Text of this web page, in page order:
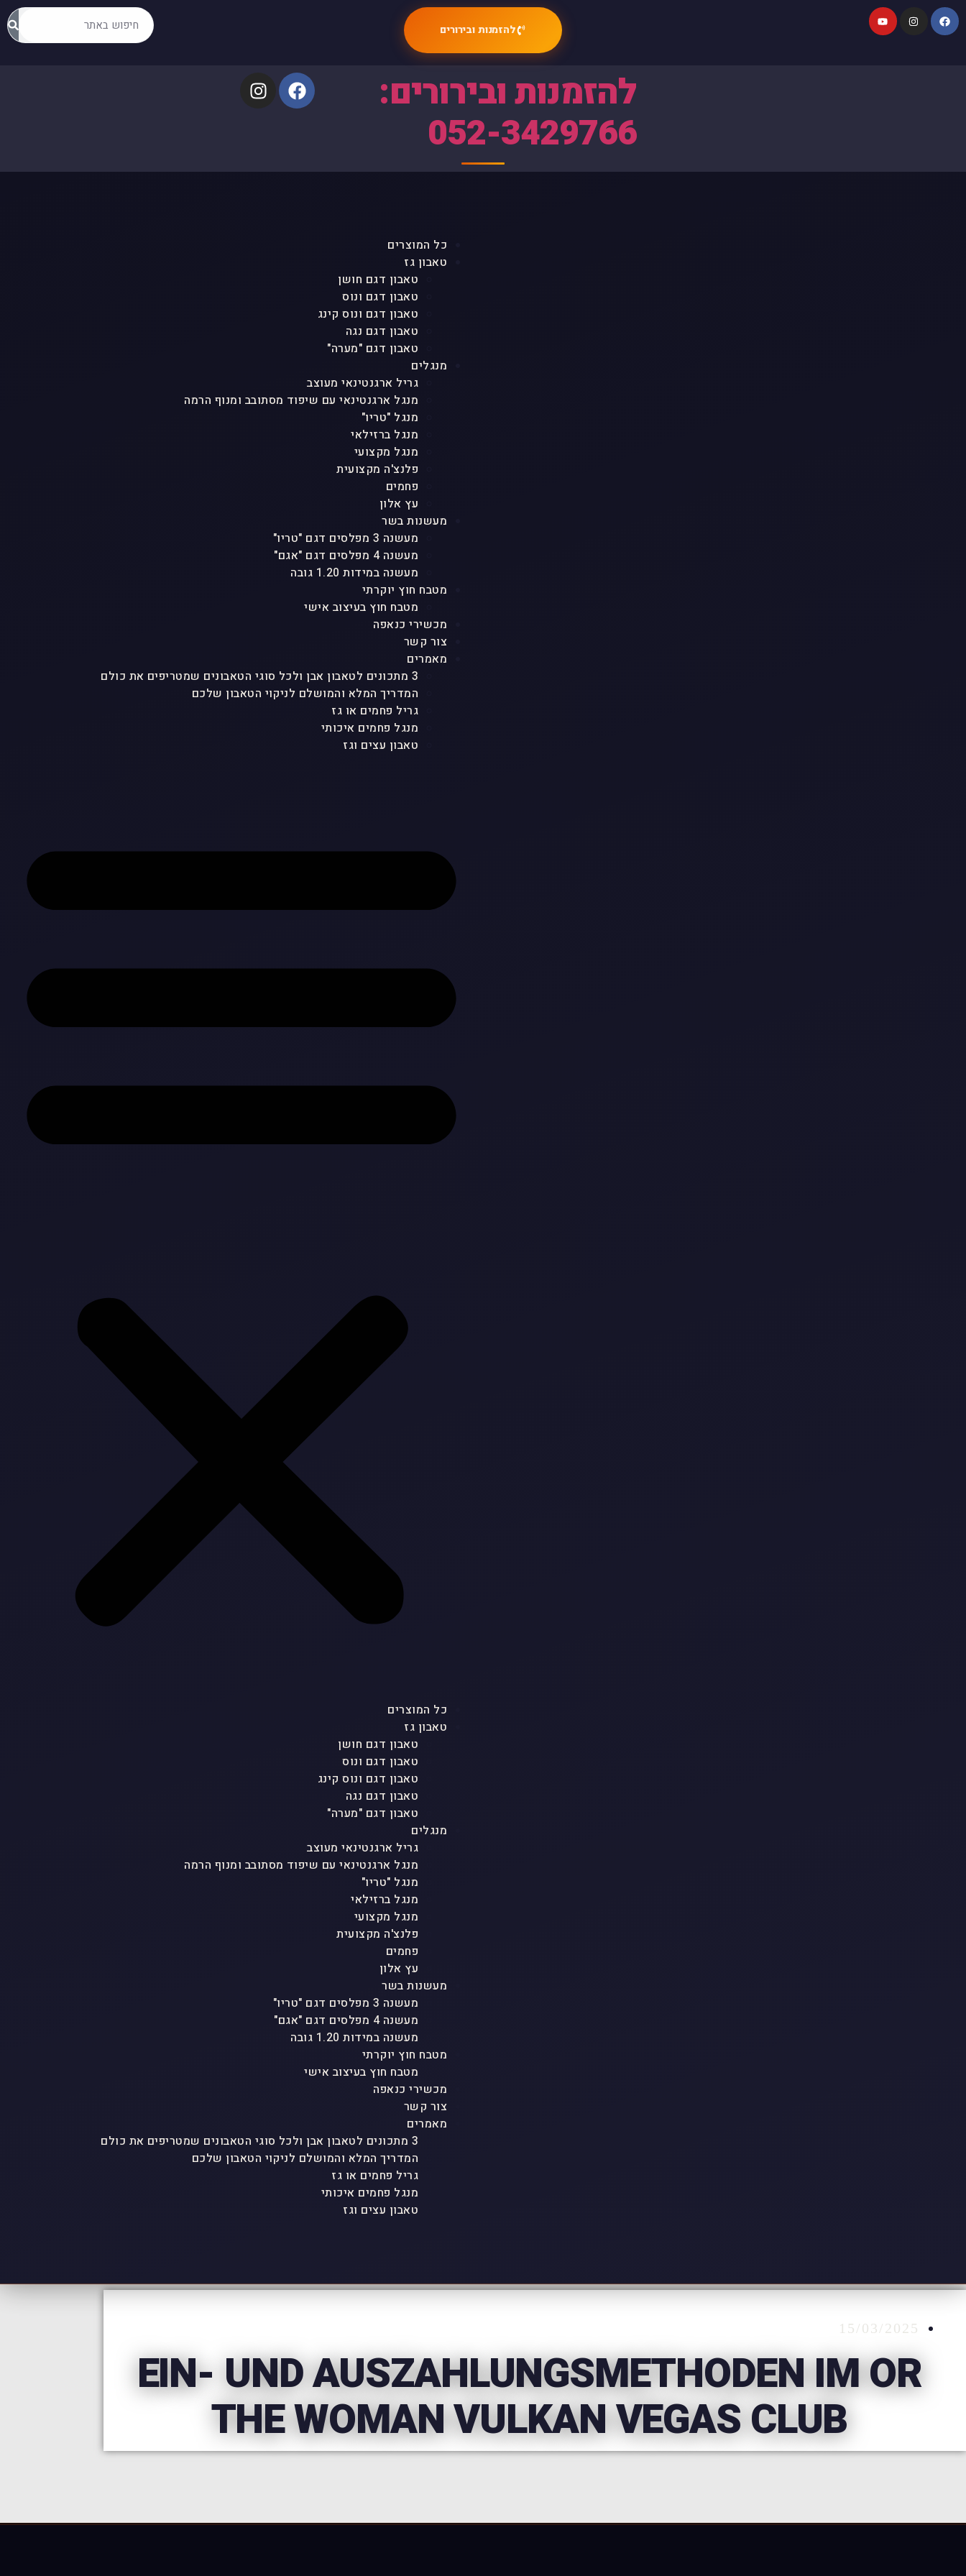
להזמנות ובירורים
להזמנות ובירורים:
052-3429766
כל המוצרים
טאבון גז
טאבון דגם חושן
טאבון דגם ונוס
טאבון דגם ונוס קינג
טאבון דגם נגה
טאבון דגם "מערה"
מנגלים
גריל ארגנטינאי מעוצב
מנגל ארגנטינאי עם שיפוד מסתובב ומנוף הרמה
מנגל "טריו"
מנגל ברזילאי
מנגל מקצועי
פלנצ'ה מקצועית
פחמים
עץ אלון
מעשנות בשר
מעשנה 3 מפלסים דגם "טריו"
מעשנה 4 מפלסים דגם "אגם"
מעשנה במידות 1.20 גובה
מטבח חוץ יוקרתי
מטבח חוץ בעיצוב אישי
מכשירי כנאפה
צור קשר
מאמרים
3 מתכונים לטאבון אבן ולכל סוגי הטאבונים שמטריפים את כולם
המדריך המלא והמושלם לניקוי הטאבון שלכם
גריל פחמים או גז
מנגל פחמים איכותי
טאבון עצים וגז
כל המוצרים
טאבון גז
טאבון דגם חושן
טאבון דגם ונוס
טאבון דגם ונוס קינג
טאבון דגם נגה
טאבון דגם "מערה"
מנגלים
גריל ארגנטינאי מעוצב
מנגל ארגנטינאי עם שיפוד מסתובב ומנוף הרמה
מנגל "טריו"
מנגל ברזילאי
מנגל מקצועי
פלנצ'ה מקצועית
פחמים
עץ אלון
מעשנות בשר
מעשנה 3 מפלסים דגם "טריו"
מעשנה 4 מפלסים דגם "אגם"
מעשנה במידות 1.20 גובה
מטבח חוץ יוקרתי
מטבח חוץ בעיצוב אישי
מכשירי כנאפה
צור קשר
מאמרים
3 מתכונים לטאבון אבן ולכל סוגי הטאבונים שמטריפים את כולם
המדריך המלא והמושלם לניקוי הטאבון שלכם
גריל פחמים או גז
מנגל פחמים איכותי
טאבון עצים וגז
15/03/2025
EIN- UND AUSZAHLUNGSMETHODEN IM OR
THE WOMAN VULKAN VEGAS CLUB